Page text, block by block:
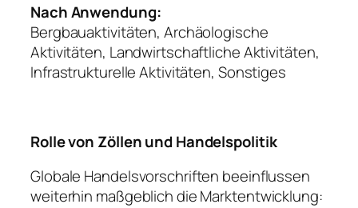
Nach Anwendung:
Bergbauaktivitäten, Archäologische
Aktivitäten, Landwirtschaftliche Aktivitäten,
Infrastrukturelle Aktivitäten, Sonstiges
Rolle von Zöllen und Handelspolitik
Globale Handelsvorschriften beeinflussen
weiterhin maßgeblich die Marktentwicklung: